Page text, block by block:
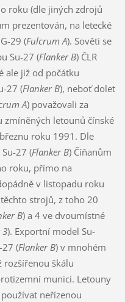
roku (dle jiných zdrojů
prezentován, na letecké
29 (Fulcrum A). Sověti se
Su-27 (Flanker B) ČLR
ale již od počátku
27 (Flanker B), neboť dolet
A) považovali za
zmíněných letounů čínské
roku 1991. Dle
27 (Flanker B) Číňanům
roku, přímo na
v listopadu roku
strojů, z toho 20
B) a 4 ve dvoumístné
3). Exportní model Su-
27 (Flanker B) v mnohém
škálu
munici. Letouny
neřízenou